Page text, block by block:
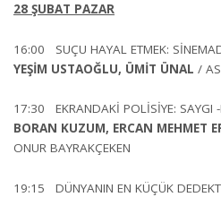
28 ŞUBAT PAZAR
16:00 SUÇU HAYAL ETMEK:
YEŞİM USTAOĞLU, ÜMİT ÜNAL /
17:30 EKRANDAKİ POLİSİYE: SAYGI
BORAN KUZUM, ERCAN MEHMET
ONUR BAYRAKÇEKEN
19:15 DÜNYANIN EN KÜÇÜK